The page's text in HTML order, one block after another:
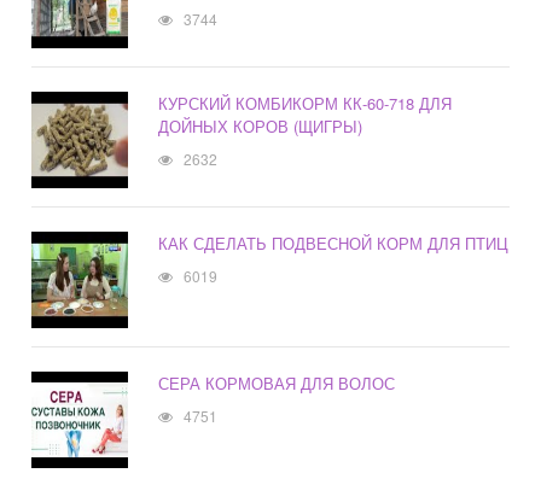
3744
КУРСКИЙ КОМБИКОРМ КК-60-718 ДЛЯ
ДОЙНЫХ КОРОВ (ЩИГРЫ)
2632
КАК СДЕЛАТЬ ПОДВЕСНОЙ КОРМ ДЛЯ ПТИЦ
6019
СЕРА КОРМОВАЯ ДЛЯ ВОЛОС
4751